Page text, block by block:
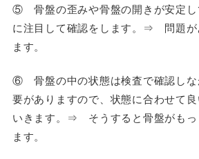
⑤ 骨盤の歪みや骨盤の開きが安定し
に注目して確認をします。⇒ 問題が
ます。
⑥ 骨盤の中の状態は検査で確認しな
要がありますので、状態に合わせて
いきます。⇒ そうすると骨盤がもっ
ます。